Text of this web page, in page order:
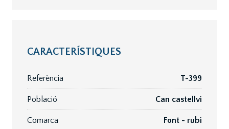
CARACTERÍSTIQUES
Referència T-399
Població Can castellvi
Comarca Font - rubi